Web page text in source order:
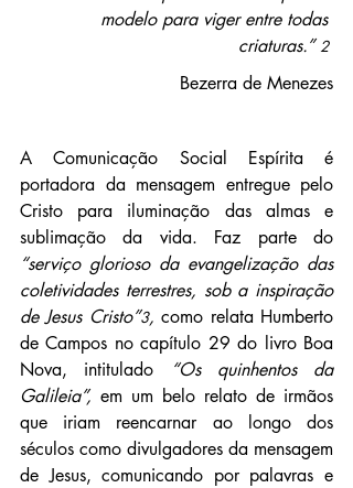
modelo para viger entre todas
criaturas.” 2
Bezerra de Menezes
A Comunicação Social Espírita é
portadora da mensagem entregue pelo
Cristo para iluminação das almas e
“serviço glorioso da evangelização das
coletividades terrestres, sob a inspiração
de Jesus Cristo”3, como relata Humberto
de Campos no capítulo 29 do livro Boa
Nova, intitulado
“Os quinhentos da
Galileia”, em um belo relato de irmãos
que iriam reencarnar ao longo dos
séculos como divulgadores da mensagem
de Jesus, comunicando por palavras e